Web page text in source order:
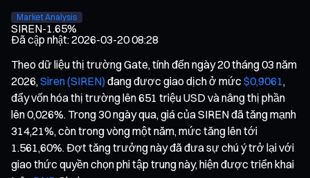
Market Analysis
SIREN-1.65%
Đã cập nhật:2026-03-20 08:28
Theo dữ liệu thị trường Gate, tính đến ngày 20 tháng 03 năm
2026, Siren (SIREN)đang được giao dịch ở mức $0,9061,
đẩy vốn hóa thị trường lên 651 triệu USD và nâng thị phần
lên 0,026%. Trong 30 ngày qua, giá của SIREN đã tăng mạnh
314,21%, còn trong vòng một năm, mức tăng lên tới
1.561,60%. Đợt tăng trưởng này đã đưa sự chú ý trở lại với
giao thức quyền chọn phi tập trung này, hiện được triển khai